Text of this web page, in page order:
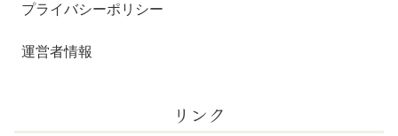
プライバシーポリシー
運営者情報
リンク